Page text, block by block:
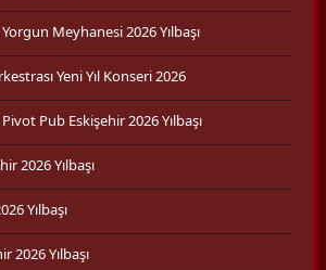
Meyhanesi 2026 Yılbaşı
Yeni Yıl Konseri 2026
Pub Eskişehir 2026 Yılbaşı
2026 Yılbaşı
Yılbaşı
2026 Yılbaşı